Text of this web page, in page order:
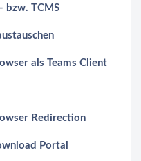
bzw. TCMS
als Teams Client
Redirection
Portal